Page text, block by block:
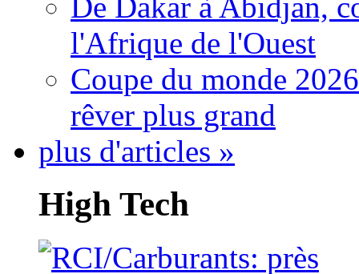
l'Afrique de l'Ouest
Coupe du monde
rêver plus grand
plus d'articles »
High Tech